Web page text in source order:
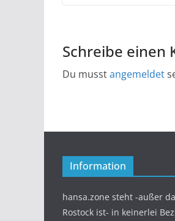
Schreibe einen
Du musstangemeldet
Information
hansa.zone steht -außer
Rostock ist- in keinerlei